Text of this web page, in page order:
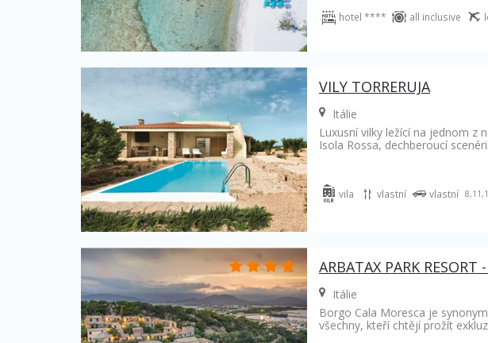
hotel **** all inclusive
VILY TORRERUJA
Itálie
Luxusní vilky ležící na jednom z
Isola Rossa, dechberoucí
vila vlastní vlastní
ARBATAX PARK
Itálie
Borgo Cala Moresca je
všechny, kteří chtějí prožít